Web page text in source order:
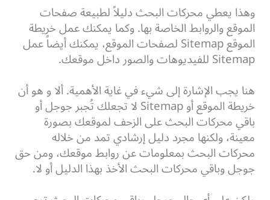
وهذا يعطي محركات البحث دليلاً لطبيعة صفحات
الموقع والروابط الخاصة بها. وكما يمكنك عمل خريطة
الموقع Sitemap لصفحات الموقع، يمكنك أيضاً عمل
Sitemap للفيديوهات والصور داخل موقعك.
هنا يجب الإشارة إلى شيء في غاية الأهمية. ألا و هو أن
خريطة الموقع أو Sitemap لا تجعلك تُجبر جوجل أو
باقي محركات البحث على الزحف لموقعك بصورة
معينة، ولكنها مجرد دليل إرشادي تمد من خلاله
محركات البحث بمعلومات عن روابط موقعك، ومن حق
جوجل وباقي محركات البحث الأخذ بهذا الدليل أو لا.